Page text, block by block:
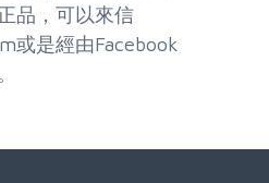
品，可以來信
或是經由Facebook